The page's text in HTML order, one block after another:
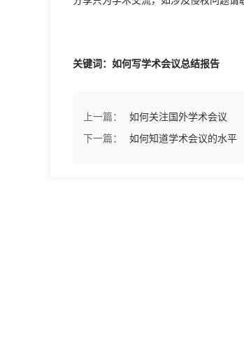
关键词：如何写学术会议总结报告
上一篇：
如何关注国外学术会议
下一篇：
如何知道学术会议的水平